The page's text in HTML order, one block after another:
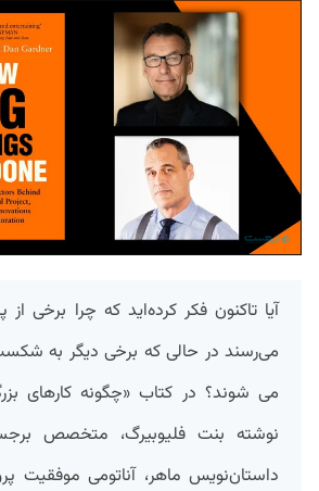
آیا تاکنون فکر کرده‌اید که چرا برخی
می‌رسند در حالی که برخی دیگر به
می شوند؟ در کتاب «چگونه کارهای
نوشته بنت فلیوبیرگ، متخصص
داستان‌نویس ماهر، آناتومی موفقیت